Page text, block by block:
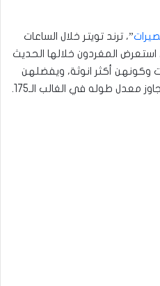
”، ترند تويتر خلال الساعات
51 ألف تغريدة، استعرض المغردون خلالها الحديث
وكونهن أكثر انوثة، ويفضلهن
معدل طوله في الغالب الـ175.